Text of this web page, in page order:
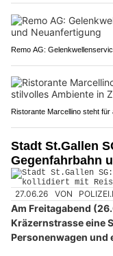
Remo AG:
Ristorante Marcellino steht
Stadt St.Gallen
Gegenfahrbahn
27.06.26 VON
Am Freitagabend
Kräzernstrasse eine
Personenwagen und